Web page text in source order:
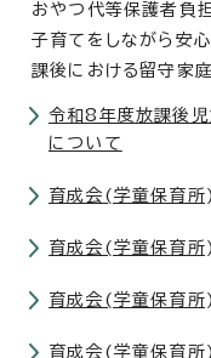
おやつ代等保護者負担
子育てをしながら安
課後における留守家
令和8年度放課後
について
育成会(学童保育
育成会(学童保育
育成会(学童保育
育成会(学童保育